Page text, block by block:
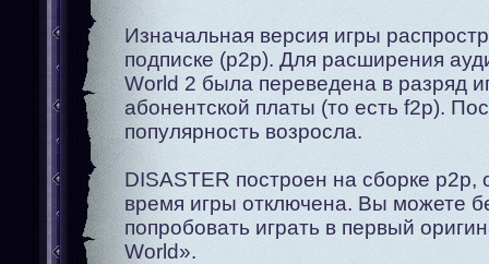
Изначальная версия игры
подписке (p2p). Для расширения
World 2 была переведена в разряд
абонентской платы (то есть f2p).
популярность возросла.
DISASTER построен на сборке p2p,
время игры отключена. Вы можете
попробовать играть в первый
World».